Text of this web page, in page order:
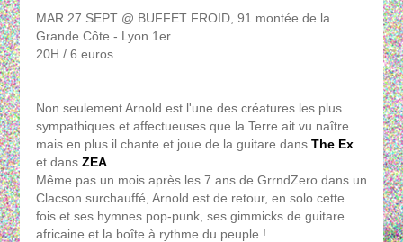
MAR 27 SEPT @ BUFFET FROID, 91 montée de la
Grande Côte - Lyon 1er
20H / 6 euros
Non seulement Arnold est l'une des créatures les plus
sympathiques et affectueuses que la Terre ait vu naître
mais en plus il chante et joue de la guitare dans The Ex
et dans ZEA.
Même pas un mois après les 7 ans de GrrndZero dans un
Clacson surchauffé, Arnold est de retour, en solo cette
fois et ses hymnes pop-punk, ses gimmicks de guitare
africaine et la boîte à rythme du peuple !